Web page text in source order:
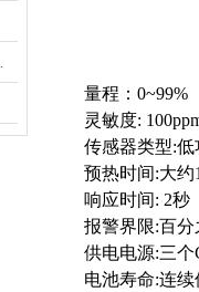
量程：0~99%
灵敏度:
传感器类型:低
预热时间:大约
响应时间: 2秒
报警界限:百分
供电电源:三个
电池寿命:连续